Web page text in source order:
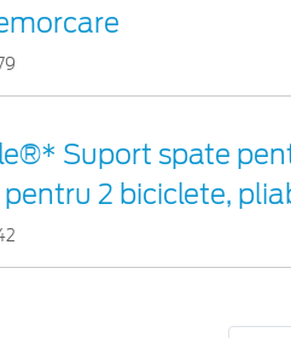
Suport spate
pentru 2 biciclete,